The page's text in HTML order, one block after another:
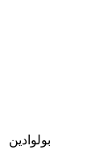
بولوادین